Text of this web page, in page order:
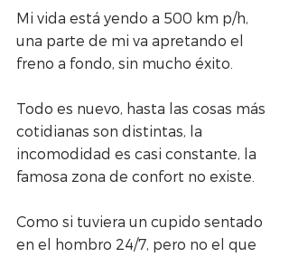
Mi vida está yendo a 500 km p/h,
una parte de mi va apretando el
freno a fondo, sin mucho éxito.
Todo es nuevo, hasta las cosas más
cotidianas son distintas, la
incomodidad es casi constante, la
famosa zona de confort no existe.
Como si tuviera un cupido sentado
en el hombro 24/7, pero no el que